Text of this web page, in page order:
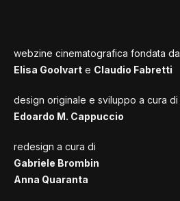
webzine cinematografica fondata da
Elisa Goolvart e Claudio Fabretti
design originale e sviluppo a cura di
Edoardo M. Cappuccio
redesign a cura di
Gabriele Brombin
Anna Quaranta